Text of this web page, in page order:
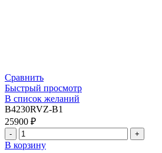
Сравнить
Быстрый просмотр
В список желаний
B4230RVZ-B1
25900 ₽
В корзину